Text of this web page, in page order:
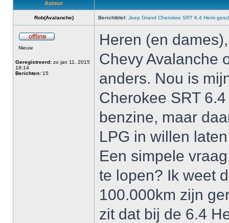
Auteur
Rob(Avalanche) Berichttitel: Jeep Grand Cherokee SRT 6.4 Hemi
Nieuw
Geregistreerd: zo jan 11, 2015
18:14
Berichten: 15
Heren (en
Chevy Avalanche
anders. Nou is
Cherokee SRT
benzine, maar
LPG in willen
Een simpele
te lopen? Ik weet
100.000km zijn
zit dat bij de 6.4